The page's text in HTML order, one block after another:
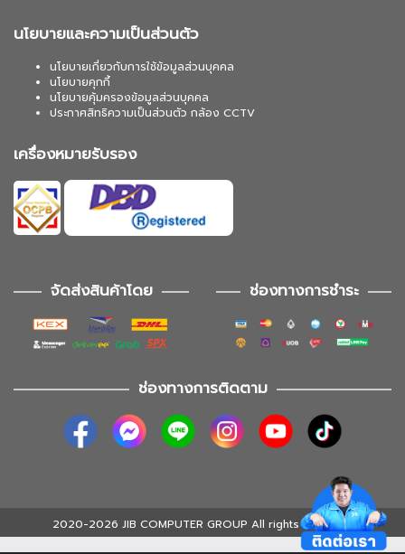
นโยบายและความเป็นส่วนตัว
นโยบายเกี่ยวกับการใช้ข้อมูลส่วนบุคคล
นโยบายคุกกี้
นโยบายคุ้มครองข้อมูลส่วนบุคคล
ประกาศสิทธิความเป็นส่วนตัว กล้อง CCTV
เครื่องหมายรับรอง
จัดส่งสินค้าโดย ช่องทางการชำระ
ช่องทางการติดตาม
2020-2026 JIB COMPUTER GROUP All rights reserved